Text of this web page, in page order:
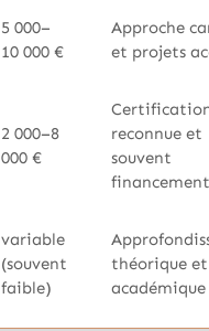
5 000–
10 000 €
Approche
et projets
2 000–8
000 €
reconnue et
souvent
variable
(souvent
faible)
théorique et
académique